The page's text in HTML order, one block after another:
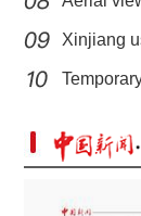
新疆吉木
Xinjiang